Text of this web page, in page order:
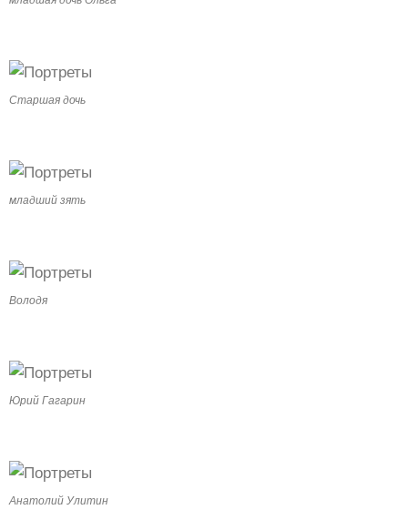
Старшая дочь
младший зять
Володя
Юрий Гагарин
Анатолий Улитин